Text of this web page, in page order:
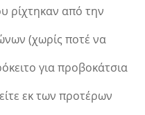
ρίχτηκαν από την
(χωρίς ποτέ να
για προβοκάτσια
εκ των προτέρων